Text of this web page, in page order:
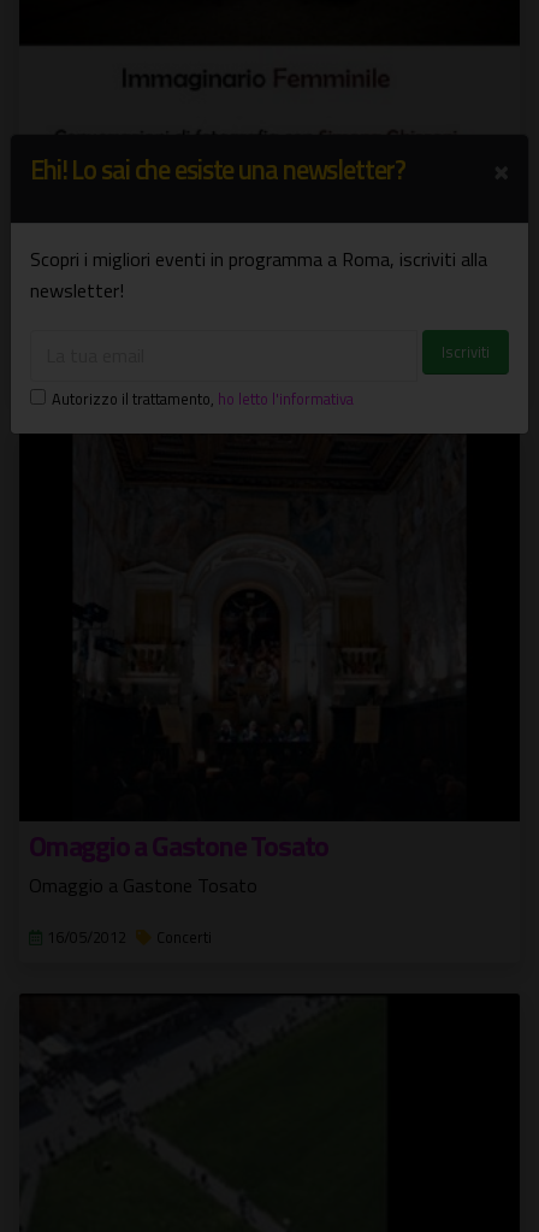
"Immaginario femminile" Incontro con
Simona Ghizzoni
Omaggio a Gastone Tosato
Omaggio a Gastone Tosato
16/05/2012 Concerti
Ehi! Lo sai che esiste una newsletter?
Scopri i migliori eventi in programma a Roma, iscriviti alla
newsletter!
Autorizzo il trattamento, ho letto l'informativa